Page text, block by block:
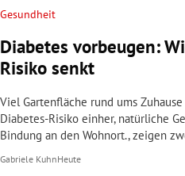
Untermenü
Untermenü
Untermenü
Untermenü
Gesundheit
Diabetes vorbeugen:
Risiko senkt
Viel Gartenfläche rund ums
Diabetes-Risiko einher, natürliche
Bindung an den Wohnort., zeigen
Gabriele KuhnHeute